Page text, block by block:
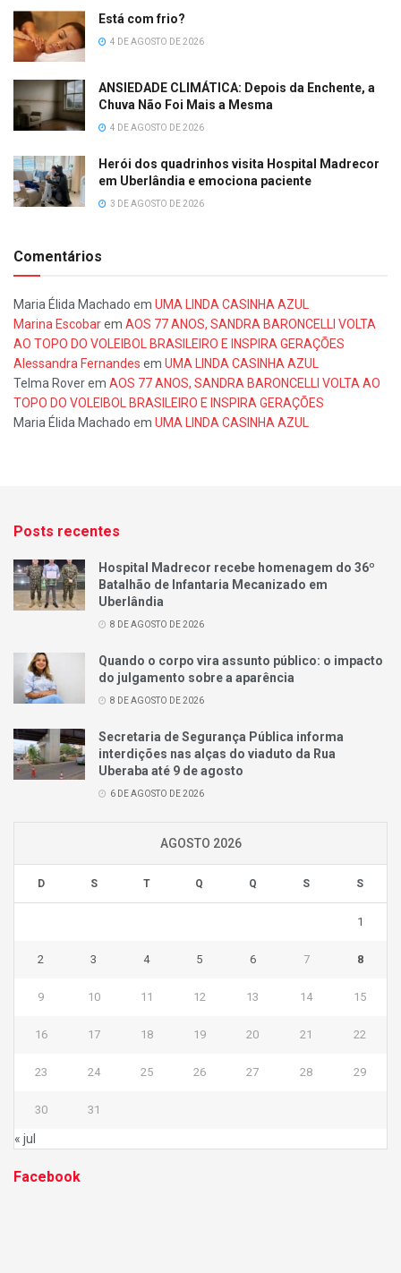
Está com frio?
4 DE AGOSTO DE 2026
ANSIEDADE CLIMÁTICA: Depois da Enchente, a
Chuva Não Foi Mais a Mesma
4 DE AGOSTO DE 2026
Herói dos quadrinhos visita Hospital Madrecor
em Uberlândia e emociona paciente
3 DE AGOSTO DE 2026
Comentários
Maria Élida Machado em UMA LINDA CASINHA AZUL
Marina Escobarem AOS 77 ANOS, SANDRA BARONCELLI VOLTA
AO TOPO DO VOLEIBOL BRASILEIRO E INSPIRA GERAÇÕES
Alessandra Fernandes em UMA LINDA CASINHA AZUL
Telma Roverem AOS 77 ANOS, SANDRA BARONCELLI VOLTA AO
TOPO DO VOLEIBOL BRASILEIRO E INSPIRA GERAÇÕES
Maria Élida Machado em UMA LINDA CASINHA AZUL
Posts recentes
Hospital Madrecor recebe homenagem do 36º
Batalhão de Infantaria Mecanizado em
Uberlândia
8 DE AGOSTO DE 2026
Quando o corpo vira assunto público: o impacto
do julgamento sobre a aparência
8 DE AGOSTO DE 2026
Secretaria de Segurança Pública informa
interdições nas alças do viaduto da Rua
Uberaba até 9 de agosto
6 DE AGOSTO DE 2026
AGOSTO 2026
D S T Q Q S S
1
2 3 4 5 6 7 8
9 10 11 12 13 14 15
16 17 18 19 20 21 22
23 24 25 26 27 28 29
30 31
« jul
Facebook